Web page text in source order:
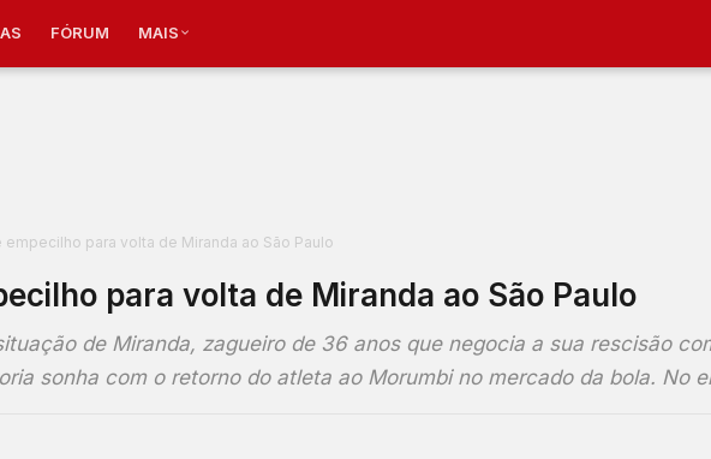
FÓRUM MAIS
empecilho para volta de Miranda ao São Paulo
para volta de Miranda ao São Paulo
de Miranda, zagueiro de 36 anos que negocia a sua rescisão
sonha com o retorno do atleta ao Morumbi no mercado da bola. No